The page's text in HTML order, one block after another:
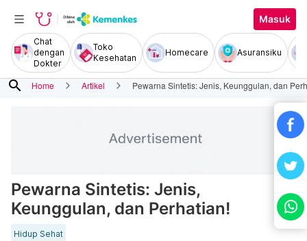
Masuk
Chat
dengan
Dokter
Toko
Kesehatan
Homecare Asuransiku
search Home Artikel Pewarna Sintetis: Jenis, Keunggulan, dan
Pewarna Sintetis: Jenis,
Keunggulan, dan Perhatian!
Hidup Sehat